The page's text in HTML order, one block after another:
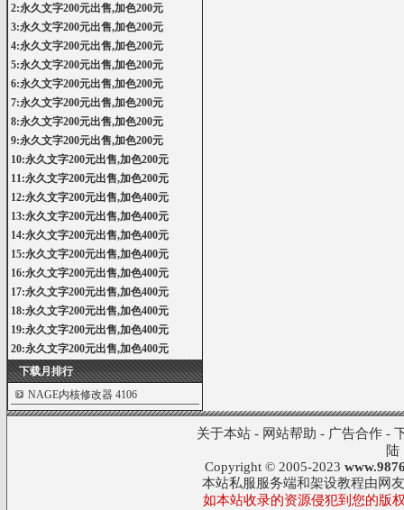
2:永久文字200元出售,加色200元
3:永久文字200元出售,加色200元
4:永久文字200元出售,加色200元
5:永久文字200元出售,加色200元
6:永久文字200元出售,加色200元
7:永久文字200元出售,加色200元
8:永久文字200元出售,加色200元
9:永久文字200元出售,加色200元
10:永久文字200元出售,加色200元
11:永久文字200元出售,加色200元
12:永久文字200元出售,加色400元
13:永久文字200元出售,加色400元
14:永久文字200元出售,加色400元
15:永久文字200元出售,加色400元
16:永久文字200元出售,加色400元
17:永久文字200元出售,加色400元
18:永久文字200元出售,加色400元
19:永久文字200元出售,加色400元
20:永久文字200元出售,加色400元
下载月排行
NAGE内核修改器4106
关于本站- 网站帮助 - 广告合作-
陆
Copyright © 2005-2023
本站私服服务端和架设教程由网
如本站收录的资源侵犯到您的版